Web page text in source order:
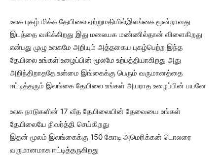
உலக புகழ் மிக்க தேயிலை ஏற்றுமதியில்இலங்கை மூன்றாவது
இடத்தை வகிக்கிறது இது மலையக மண்ணில்தான் விளைகிறது
என்பது முழு உலகமே அறியும் அத்தகைய புகழ்பெற்ற இந்த
தேயிலை உங்கள் உழைப்பின் மூலமே உற்பத்தியாகிறது அது
அறிந்திறாததே உன்மை இங்கைக்கு பெரும் வருமானத்தை
ஈட்டித்தரும் இலங்கை தேயிலை உங்கள் அயராத உழைப்பின் பயனே
உலக நாடுகளின் 17 வீத தேயிலையின் தேவையை உங்கள்
தேயிலையே நிவர்த்தி செய்கிறது
இதன் மூலம் இலங்கைக்கு 150 கோடி அமெரிக்கன் டொலரை
வருமானமாக ஈட்டித்தருகிறது